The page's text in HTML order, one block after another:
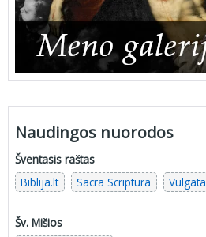
Naudingos nuorodos
Šventasis raštas
Biblija.lt
Sacra Scriptura Vulgata
Šv. Mišios